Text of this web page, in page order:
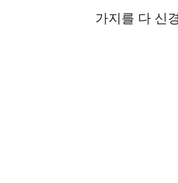
가지를 다 신